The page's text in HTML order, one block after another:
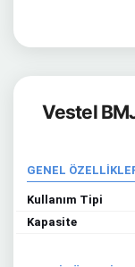
Vestel
GENEL
Kullanım Tipi
Kapasite